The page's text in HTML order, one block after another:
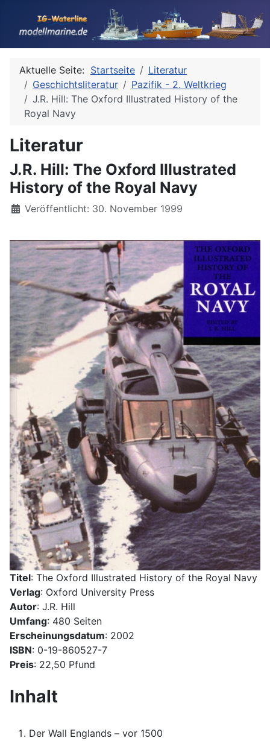
Aktuelle Seite: Startseite
Literatur
Geschichtsliteratur
Pazifik - 2. Weltkrieg
J.R. Hill: The Oxford Illustrated History of the
Royal Navy
Literatur
J.R. Hill: The Oxford Illustrated
History of the Royal Navy
Details
Veröffentlicht: 30. November 1999
Titel: The Oxford Illustrated History of the Royal Navy
Verlag: Oxford University Press
Autor: J.R. Hill
Umfang: 480 Seiten
Erscheinungsdatum: 2002
ISBN: 0-19-860527-7
Preis: 22,50 Pfund
Inhalt
Der Wall Englands – vor 1500